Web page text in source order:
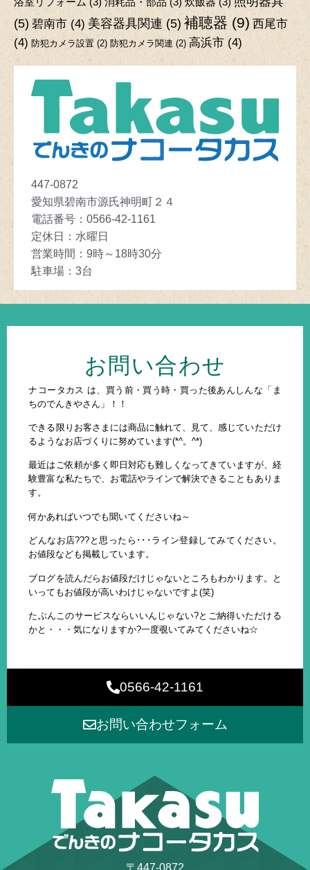
(5) 碧南市 (4) 美容器具関連 (5) 補聴器 (9) 西尾市
(4) 防犯カメラ設置 (2) 防犯カメラ関連 (2) 高浜市 (4)
447-0872
愛知県碧南市源氏神明町２４
電話番号： 0566-42-1161
定休日
： 水曜日
営業時間 ： 9時～ 18時30分
駐車場 ：3台
お問い合わせ
ナコータカス は、買う前・買う時・買った後あんしんな「ま
ちのでんきやさん」！！
できる限りお客さまには商品に触れて、見て、感じていただけ
るようなお店づくりに努めています(*^。^*)
最近はご依頼が多く即日対応も難しくなってきていますが、経
験豊富な私たちで、お電話やラインで解決できることもありま
す。
何かあればいつでも聞いてくださいね～
どんなお店???と思ったら･･･ライン登録してみてください。
お値段なども掲載しています。
ブログを読んだらお値段だけじゃないところもわかります。と
いってもお値段が高いわけじゃないですよ(笑)
たぶんこのサービスならいいんじゃない?とご納得いただける
かと・・・気になりますか?一度覗いてみてくださいね☆
0566-42-1161
お問い合わせフォーム
〒447-0872